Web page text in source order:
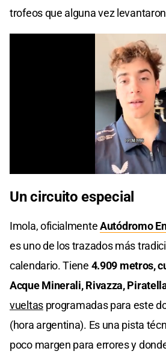
trofeos que alguna vez
Un circuito especial
Imola, oficialmenteAutódromo
es uno de los trazados más
calendario. Tiene 4.909 metros,
Acque Minerali, Rivazza,
vueltasprogramadas para este
(hora argentina). Es una pista
poco margen para errores y